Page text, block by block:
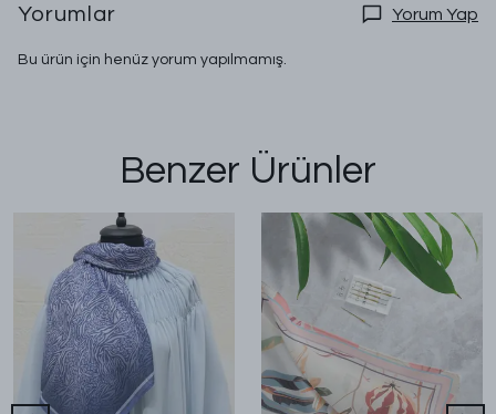
Yorumlar Yorum Yap
Bu ürün için henüz yorum yapılmamış.
Benzer Ürünler